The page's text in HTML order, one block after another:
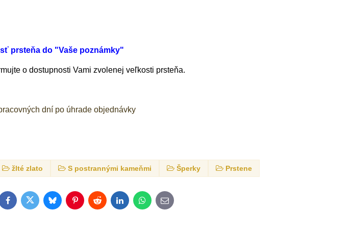
prsteňa do "Vaše poznámky"
o dostupnosti Vami zvolenej veľkosti prsteňa.
dní po úhrade objednávky
žlté zlato S postrannými kameňmi Šperky Prstene
FacebookTwitterBlueskyPinterestRedditLinkedInWhatsApp
E-
mail